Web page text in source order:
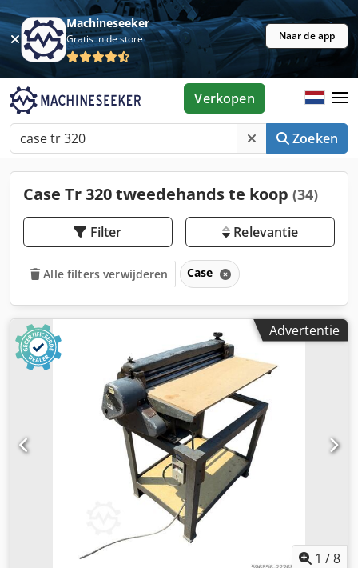
Machineseeker
Gratis in de store Naar de app
Zoeken
Verkopen
Case Tr 320 tweedehands te koop (34)
Filter Relevantie
Alle filters verwijderen Case
Advertentie
1 /8